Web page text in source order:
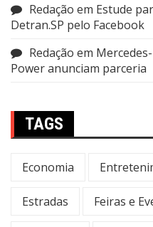
Redação em Estude
Detran.SP pelo Facebook
Redação em
Power anunciam parceria
TAGS
Economia
Estradas Feiras e